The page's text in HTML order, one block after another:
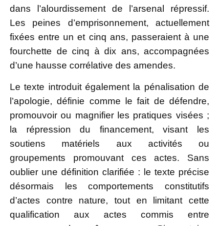
dans l’alourdissement de l’arsenal répressif.
Les peines d’emprisonnement, actuellement
fixées entre un et cinq ans, passeraient à une
fourchette de cinq à dix ans, accompagnées
d’une hausse corrélative des amendes.
Le texte introduit également la pénalisation de
l’apologie, définie comme le fait de défendre,
promouvoir ou magnifier les pratiques visées ;
la répression du financement, visant les
soutiens matériels aux activités ou
groupements promouvant ces actes. Sans
oublier une définition clarifiée : le texte précise
désormais les comportements constitutifs
d’actes contre nature, tout en limitant cette
qualification aux actes commis entre